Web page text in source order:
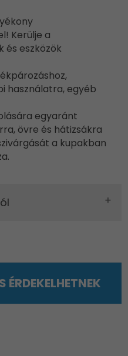
Kerülje a
és eszközök
használatra, egyéb
egyaránt
övre és hátizsákra
a kupakban
ÉRDEKELHETNEK